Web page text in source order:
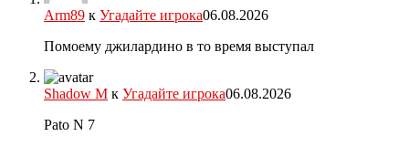
Arm89 к Угадайте игрока06.08.2026
Помоему джилардино в то время выступал
Shadow M к Угадайте игрока06.08.2026
Pato N 7